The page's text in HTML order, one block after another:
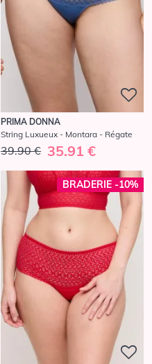
PRIMA DONNA
String Luxueux - Montara - Régate
39.90 € 35.91 €
BRADERIE -10%